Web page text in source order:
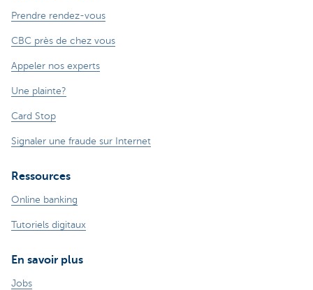
Prendre rendez-vous
CBC près de chez vous
Appeler nos experts
Une plainte?
Card Stop
Signaler une fraude sur Internet
Ressources
Online banking
Tutoriels digitaux
En savoir plus
Jobs